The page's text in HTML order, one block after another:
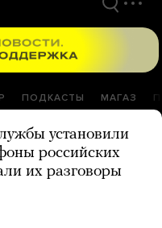
ПОДКАСТЫ МАГАЗ
установили
российских
их разговоры